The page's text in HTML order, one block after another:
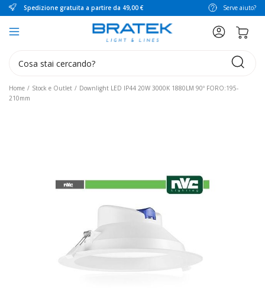
Spedizione gratuita a partire da 49,00 € Serve aiuto?
search
Home Stock e Outlet
Downlight LED IP44 20W 3000K 1880LM 90º FORO:195-
210mm